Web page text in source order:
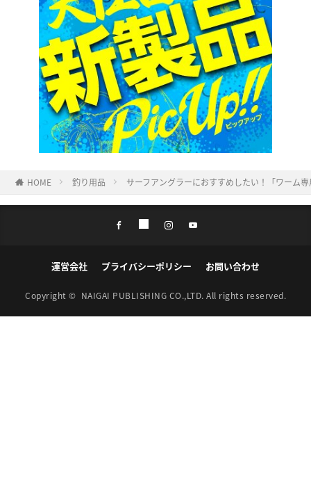
HOME 釣り用品 サーフアングラーにおすすめしたい！「ワーム
運営会社 プライバシーポリシー お問い合わせ
Copyright © NAIGAI PUBLISHING CO.,LTD. All rights reserved.